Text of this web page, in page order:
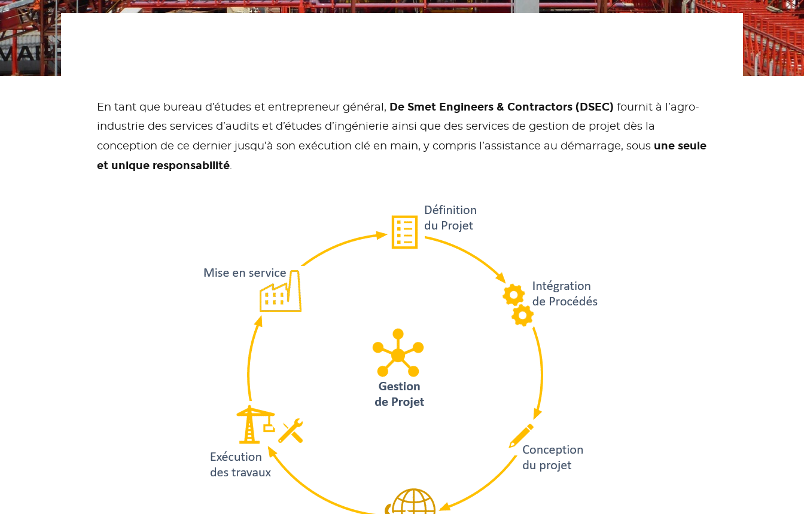
En tant que bureau d’études et entrepreneur général, De Smet Engineers & Contractors (DSEC) fournit à l’agro-
industrie des services d’audits et d’études d’ingénierie ainsi que des services de gestion de projet dès la
conception de ce dernier jusqu’à son exécution clé en main, y compris l’assistance au démarrage, sous une seule
et unique responsabilité